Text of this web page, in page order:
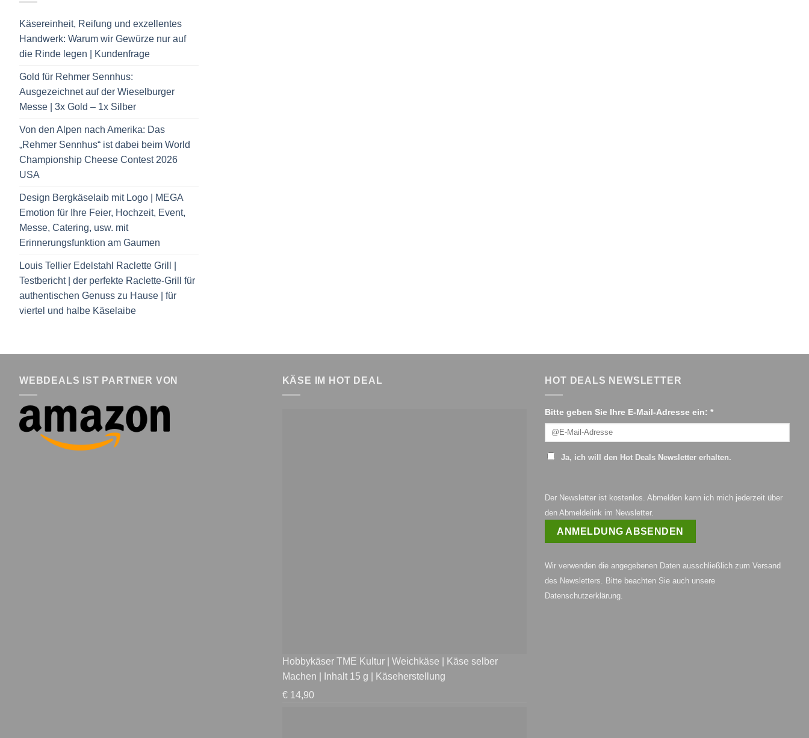
Käsereinheit, Reifung und exzellentes
Handwerk: Warum wir Gewürze nur auf
die Rinde legen | Kundenfrage
Gold für Rehmer Sennhus:
Ausgezeichnet auf der Wieselburger
Messe | 3x Gold – 1x Silber
Von den Alpen nach Amerika: Das
„Rehmer Sennhus“ ist dabei beim World
Championship Cheese Contest 2026
USA
Design Bergkäselaib mit Logo | MEGA
Emotion für Ihre Feier, Hochzeit, Event,
Messe, Catering, usw. mit
Erinnerungsfunktion am Gaumen
Louis Tellier Edelstahl Raclette Grill |
Testbericht | der perfekte Raclette-Grill für
authentischen Genuss zu Hause | für
viertel und halbe Käselaibe
WEBDEALS IST PARTNER VON KÄSE IM HOT DEAL
Hobbykäser TME Kultur | Weichkäse | Käse selber
Machen | Inhalt 15 g | Käseherstellung
€14,90
HOT DEALS NEWSLETTER
Bitte geben Sie Ihre E-Mail-Adresse ein: *
Ja, ich will den Hot Deals Newsletter erhalten.
Der Newsletter ist kostenlos. Abmelden kann ich mich jederzeit über
den Abmeldelink im Newsletter.
Wir verwenden die angegebenen Daten ausschließlich zum Versand
des Newsletters. Bitte beachten Sie auch unsere
Datenschutzerklärung